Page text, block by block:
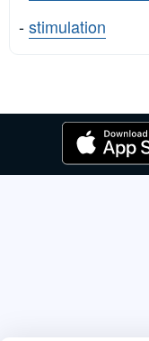
-stimulation